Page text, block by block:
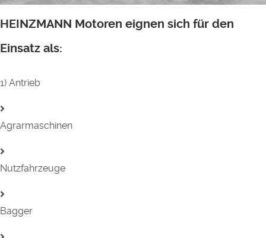
HEINZMANN Motoren eignen sich für den
Einsatz als:
1) Antrieb
Agrarmaschinen
Nutzfahrzeuge
Bagger